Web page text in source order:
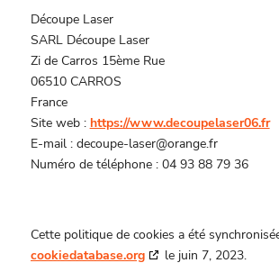
Découpe Laser
SARL Découpe Laser
Zi de Carros 15ème Rue
06510 CARROS
France
Site web : https://www.decoupelaser06.fr
E-mail : decoupe-laser@orange.fr
Numéro de téléphone : 04 93 88 79 36
Cette politique de cookies a été
cookiedatabase.org
le juin 7, 2023.